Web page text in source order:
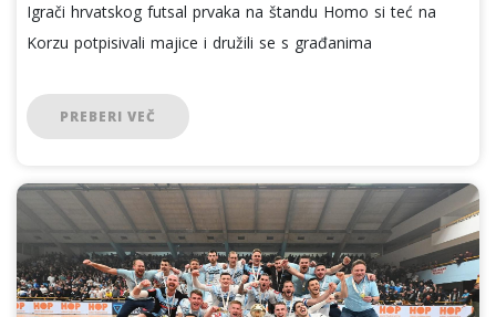
Igrači hrvatskog futsal prvaka na štandu Homo si teć na
Korzu potpisivali majice i družili se s građanima
PREBERI VEČ